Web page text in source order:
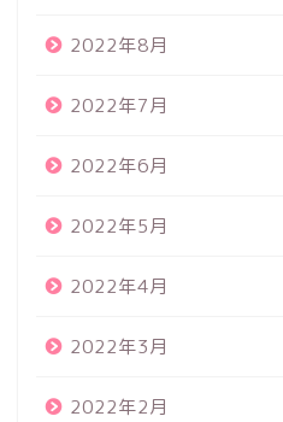
2022年8月
2022年7月
2022年6月
2022年5月
2022年4月
2022年3月
2022年2月